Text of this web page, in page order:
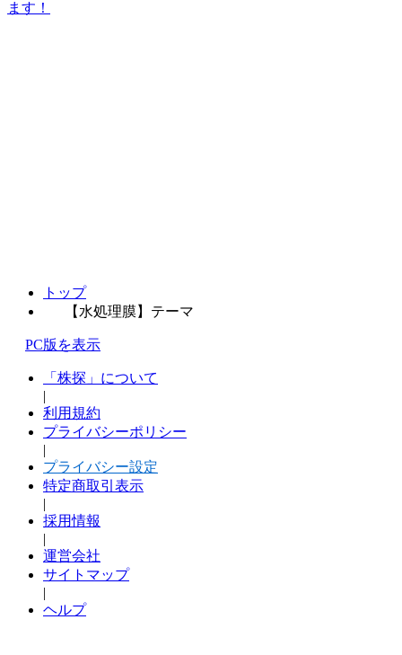
ます！
トップ
【水処理膜】テーマ
PC版を表示
「株探」について
|
利用規約
プライバシーポリシー
|
プライバシー設定
特定商取引表示
|
採用情報
|
運営会社
サイトマップ
|
ヘルプ